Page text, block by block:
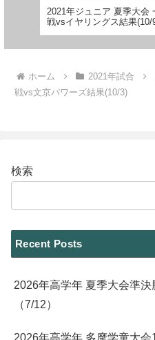
2021年ジュニア 夏季大会
戦vsイヤリングス結果(10/
ホーム 2021年試合
戦vs文京パワーズ結果(10/3)
検索
Recent Posts
2026年高学年 夏季大会準
（7/12）